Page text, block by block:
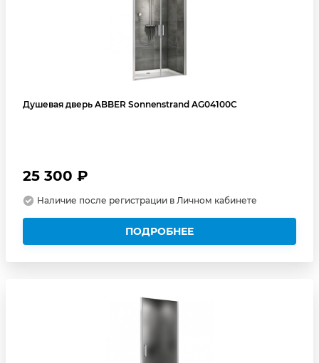
Душевая дверь ABBER Sonnenstrand AG04100C
25 300 ₽
Наличие после регистрации в Личном кабинете
ПОДРОБНЕЕ